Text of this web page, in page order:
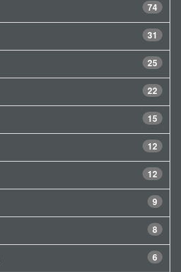
74
31
25
22
15
12
12
9
8
6